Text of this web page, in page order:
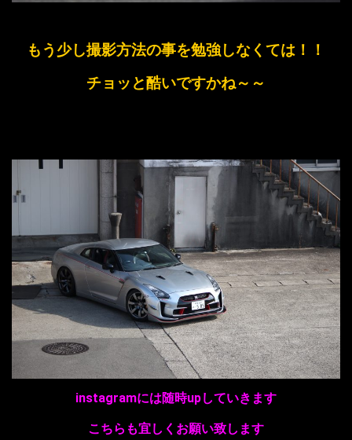
もう少し撮影方法の事を勉強しなくては！！
チョッと酷いですかね～～
instagramには随時upしていきます
こちらも宜しくお願い致します